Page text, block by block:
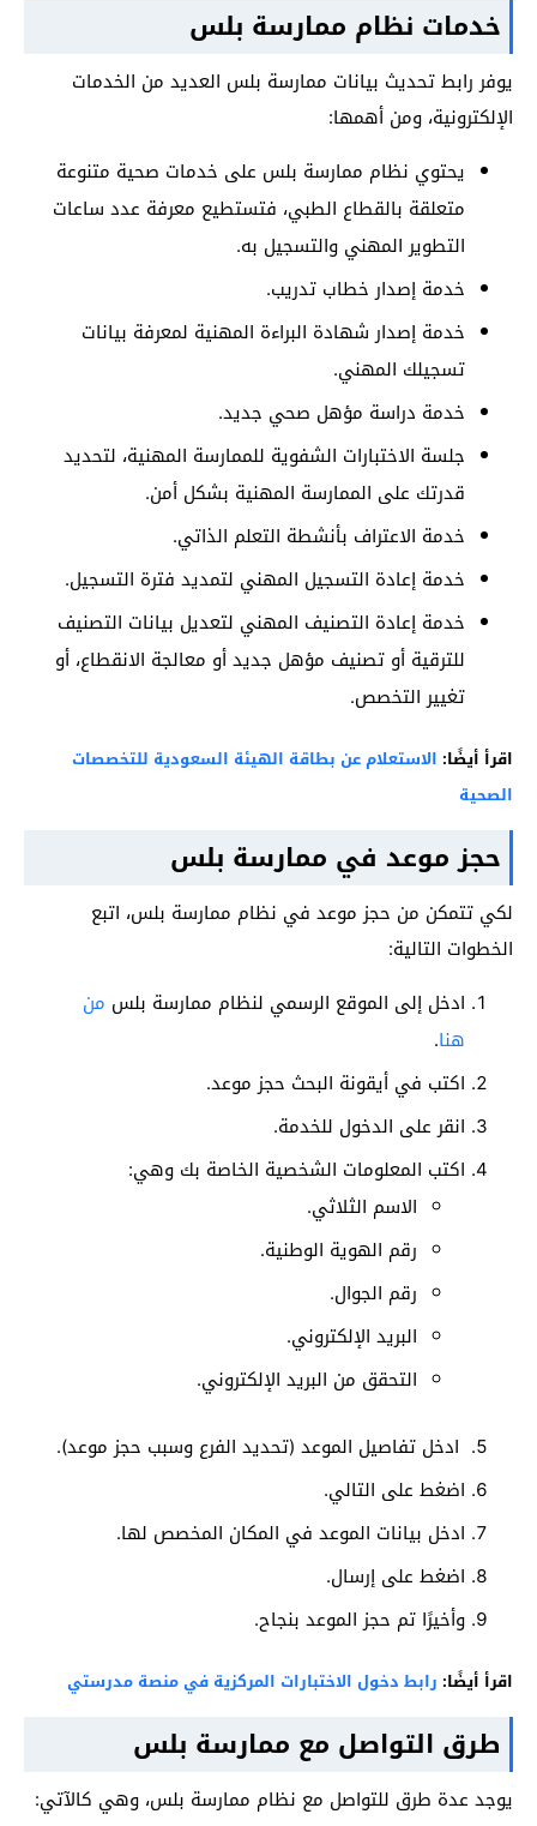
خدمات نظام ممارسة بلس
يوفر رابط تحديث بيانات ممارسة بلس العديد من الخدمات
الإلكترونية، ومن أهمها:
يحتوي نظام ممارسة بلس على خدمات صحية متنوعة
متعلقة بالقطاع الطبي، فتستطيع معرفة عدد ساعات
التطوير المهني والتسجيل به.
خدمة إصدار خطاب تدريب.
خدمة إصدار شهادة البراءة المهنية لمعرفة بيانات
تسجيلك المهني.
خدمة دراسة مؤهل صحي جديد.
جلسة الاختبارات الشفوية للممارسة المهنية، لتحديد
قدرتك على الممارسة المهنية بشكل أمن.
خدمة الاعتراف بأنشطة التعلم الذاتي.
خدمة إعادة التسجيل المهني لتمديد فترة التسجيل.
خدمة إعادة التصنيف المهني لتعديل بيانات التصنيف
للترقية أو تصنيف مؤهل جديد أو معالجة الانقطاع، أو
تغيير التخصص.
اقرأ أيضًا: الاستعلام عن بطاقة الهيئة السعودية للتخصصات
الصحية
حجز موعد في ممارسة بلس
لكي تتمكن من حجز موعد في نظام ممارسة بلس، اتبع
الخطوات التالية:
ادخل إلى الموقع الرسمي لنظام ممارسة بلس من
هنا.
اكتب في أيقونة البحث حجز موعد.
انقر على الدخول للخدمة.
اكتب المعلومات الشخصية الخاصة بك وهي:
الاسم الثلاثي.
رقم الهوية الوطنية.
رقم الجوال.
البريد الإلكتروني.
التحقق من البريد الإلكتروني.
ادخل تفاصيل الموعد (تحديد الفرع وسبب حجز موعد).
اضغط على التالي.
ادخل بيانات الموعد في المكان المخصص لها.
اضغط على إرسال.
وأخيرًا تم حجز الموعد بنجاح.
اقرأ أيضًا: رابط دخول الاختبارات المركزية في منصة مدرستي
طرق التواصل مع ممارسة بلس
يوجد عدة طرق للتواصل مع نظام ممارسة بلس، وهي كالآتي: